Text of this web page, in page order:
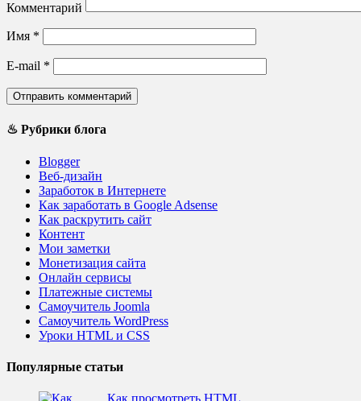
Комментарий
Имя *
E-mail *
♨ Рубрики блога
Blogger
Веб-дизайн
Заработок в Интернете
Как заработать в Google Adsense
Как раскрутить сайт
Контент
Мои заметки
Монетизация сайта
Онлайн сервисы
Платежные системы
Самоучитель Joomla
Самоучитель WordPress
Уроки HTML и CSS
Популярные статьи
Как просмотреть HTML